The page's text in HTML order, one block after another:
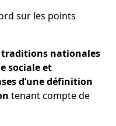
sur les points
traditions nationales
sociale et
d’une définition
tenant compte de